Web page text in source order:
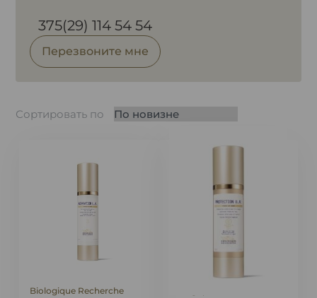
375(29) 114 54 54
Перезвоните мне
Сортировать по
Biologique Recherche